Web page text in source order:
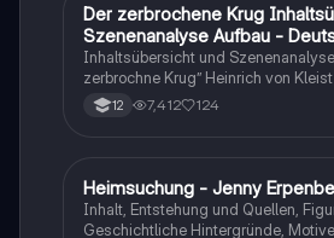
Deutsch
Der zerbrochene Krug
Szenenanalyse Aufbau -
Q1/Q2/Abitur
Inhaltsübersicht und
zerbrochne Krug” Heinrich von Kleist
12 7,412 124
Deutsch
Heimsuchung - Jenny
Inhalt, Entstehung und Quellen,
Geschichtliche Hintergründe,